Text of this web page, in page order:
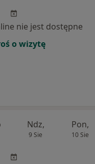
nie jest dostępne
o wizytę
Ndz,
9 Sie
Pon,
10 Sie